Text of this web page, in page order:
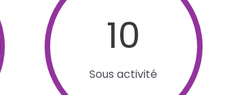
10
Sous activité